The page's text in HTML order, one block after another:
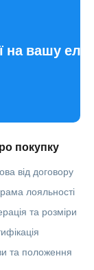
на вашу
покупку
від договору
лояльності
та розміри
та положення